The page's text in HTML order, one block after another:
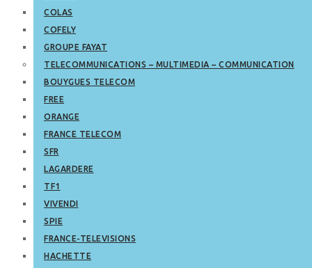
COLAS
COFELY
GROUPE FAYAT
TELECOMMUNICATIONS – MULTIMEDIA – COMMUNICATION
BOUYGUES TELECOM
FREE
ORANGE
FRANCE TELECOM
SFR
LAGARDERE
TF1
VIVENDI
SPIE
FRANCE-TELEVISIONS
HACHETTE